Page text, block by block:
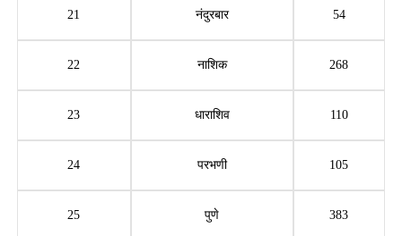
21 नंदुरबार 54
22 नाशिक 268
23 धाराशिव 110
24 परभणी 105
25 पुणे 383